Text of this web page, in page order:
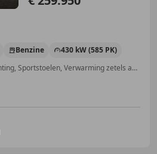
Benzine
430 kW (585 PK)
Stoelventilatie, Xenon verlichting, Sportstoelen, Verwarming zetels achter, Winterpakket, Voorruitverwarming, Lendensteun, Cruise control